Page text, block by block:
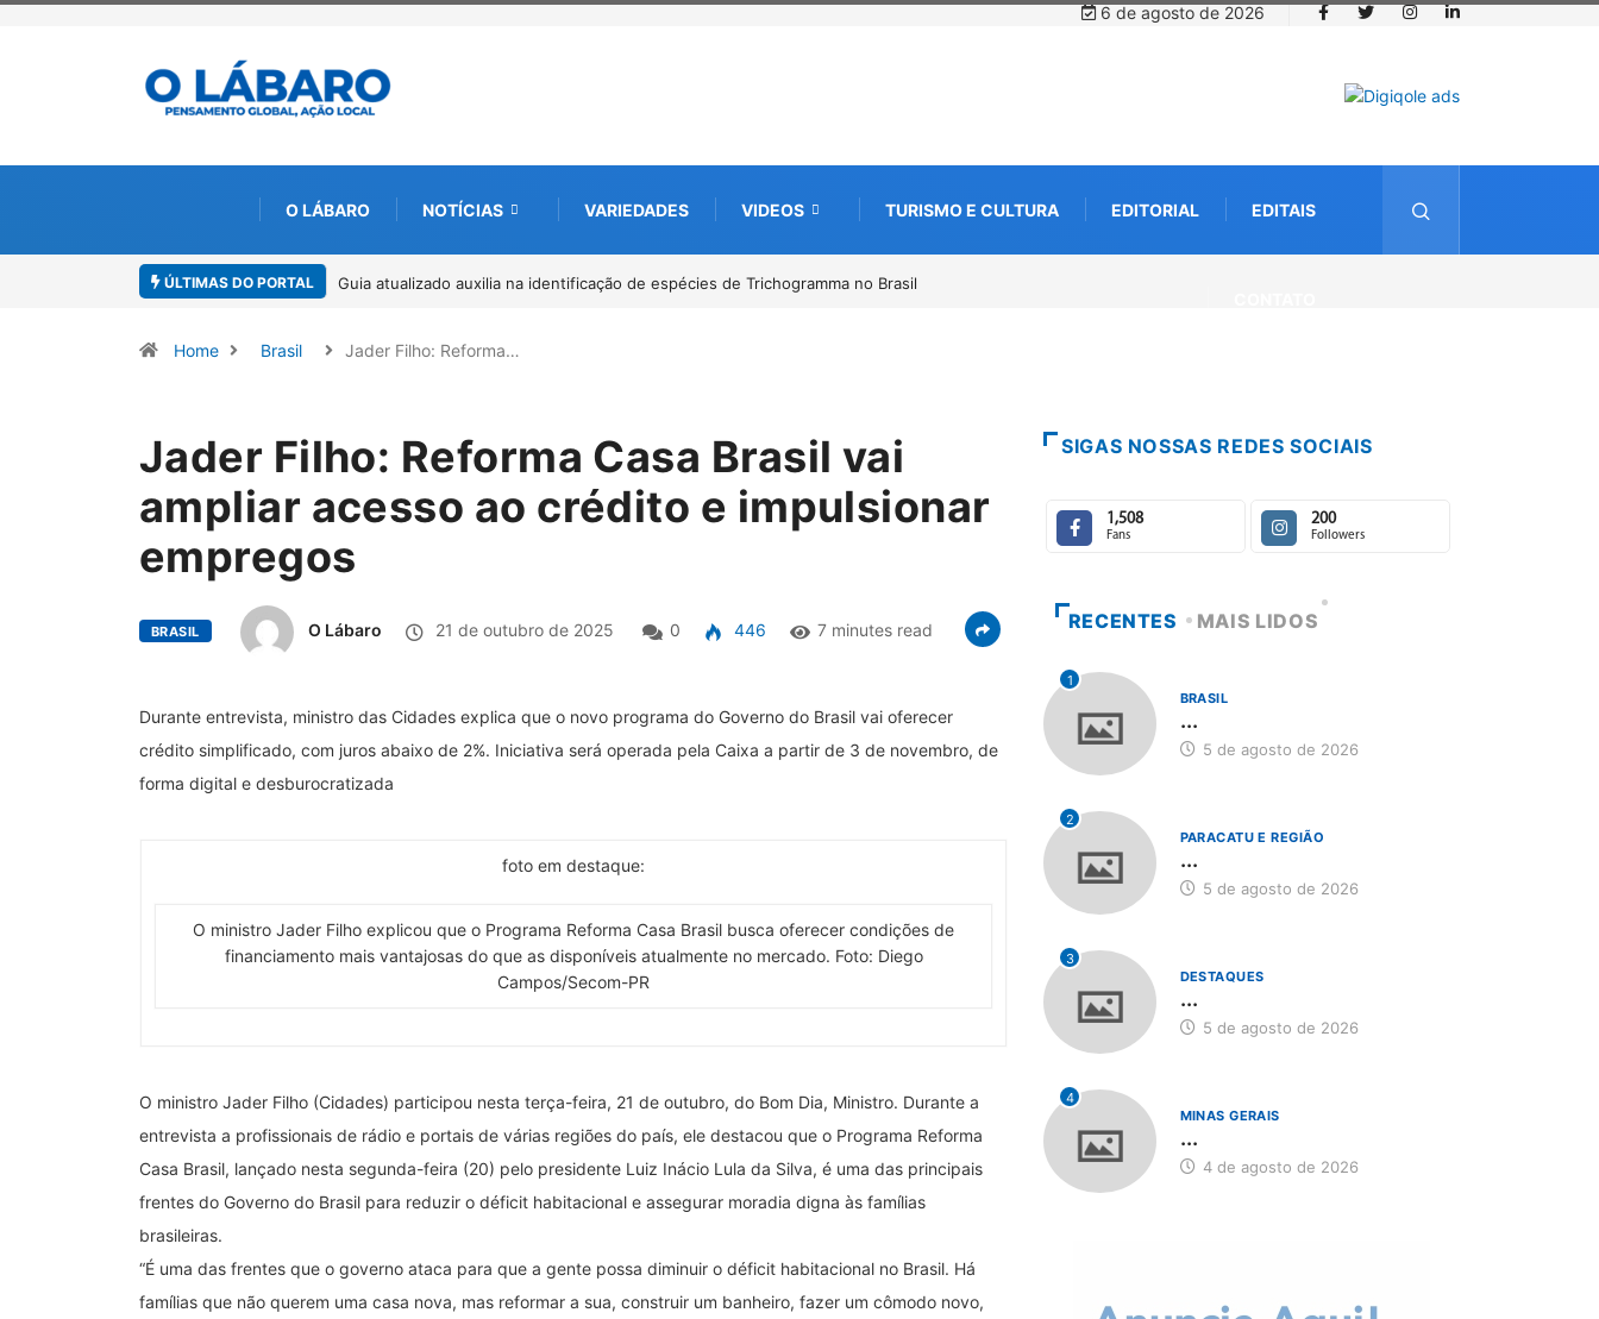
6 de agosto de 2026
O LÁBARO NOTÍCIAS VARIEDADES VIDEOS TURISMO E CULTURA EDITORIAL EDITAIS
ÚLTIMAS DO PORTAL Kinross inicia rastreamento digital de 10 mil mudas usadas na recuperação ambiental, em parceria com startup da Amazônia
Home Brasil Jader Filho: Reforma…
Jader Filho: Reforma Casa Brasil vai
ampliar acesso ao crédito e impulsionar
empregos
BRASIL O Lábaro 21 de outubro de 2025 0 446 7 minutes read
Durante entrevista, ministro das Cidades explica que o novo programa do Governo do Brasil vai oferecer
crédito simplificado, com juros abaixo de 2%. Iniciativa será operada pela Caixa a partir de 3 de novembro, de
forma digital e desburocratizada
foto em destaque:
O ministro Jader Filho explicou que o Programa Reforma Casa Brasil busca oferecer condições de
financiamento mais vantajosas do que as disponíveis atualmente no mercado. Foto: Diego
Campos/Secom-PR
O ministro Jader Filho (Cidades) participou nesta terça-feira, 21 de outubro, do Bom Dia, Ministro. Durante a
entrevista a profissionais de rádio e portais de várias regiões do país, ele destacou que o Programa Reforma
Casa Brasil, lançado nesta segunda-feira (20) pelo presidente Luiz Inácio Lula da Silva, é uma das principais
frentes do Governo do Brasil para reduzir o déficit habitacional e assegurar moradia digna às famílias
brasileiras.
“É uma das frentes que o governo ataca para que a gente possa diminuir o déficit habitacional no Brasil. Há
famílias que não querem uma casa nova, mas reformar a sua, construir um banheiro, fazer um cômodo novo,
SIGAS NOSSAS REDES SOCIAIS
1,508
Fans
200
Followers
RECENTES MAIS LIDOS
1
BRASIL
...
5 de agosto de 2026
2
PARACATU E REGIÃO
...
5 de agosto de 2026
3
DESTAQUES
...
5 de agosto de 2026
4
MINAS GERAIS
...
4 de agosto de 2026